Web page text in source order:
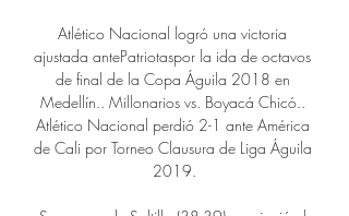
Atlético Nacional logró una victoria
ajustada antePatriotaspor la ida de octavos
de final de la Copa Águila 2018 en
Medellín.. Millonarios vs. Boyacá Chicó..
Atlético Nacional perdió 2-1 ante América
de Cali por Torneo Clausura de Liga Águila
2019.